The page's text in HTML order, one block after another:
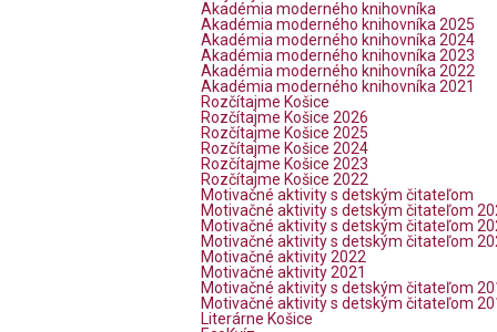
Akadémia moderného knihovníka
Akadémia moderného knihovníka 2025
Akadémia moderného knihovníka 2024
Akadémia moderného knihovníka 2023
Akadémia moderného knihovníka 2022
Akadémia moderného knihovníka 2021
Rozčítajme Košice
Rozčítajme Košice 2026
Rozčítajme Košice 2025
Rozčítajme Košice 2024
Rozčítajme Košice 2023
Rozčítajme Košice 2022
Motivačné aktivity s detským čitateľom
Motivačné aktivity s detským čitateľom
Motivačné aktivity s detským čitateľom
Motivačné aktivity s detským čitateľom
Motivačné aktivity 2022
Motivačné aktivity 2021
Motivačné aktivity s detským čitateľom
Motivačné aktivity s detským čitateľom
Literárne Košice